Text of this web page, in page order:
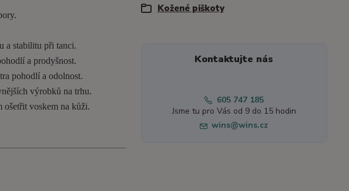
a stabilitu při tanci.
a prodyšnost.
pohodlí a odolnost.
výrobků na trhu.
ošetřit voskem na kůži.
Kožené piškoty
Kontaktujte nás
605 747 185
Jsme tu pro Vás od 9 do 15 hodin
wins@wins.cz